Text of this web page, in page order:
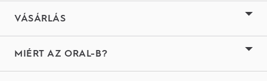
VÁSÁRLÁS
MIÉRT AZ ORAL-B?